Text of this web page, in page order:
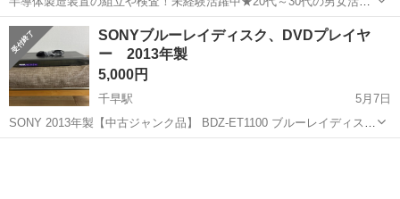
中★ワンルーム寮完備！赴任旅費会社負担！マイカー通勤OK！無料駐
車場あり！正社員登用あり！《熊本県菊池郡大津町》 人気の工場のお
仕事 ◇半導体製造装置の組立...
熊本 その他
SONYブルーレイディスク、DVDプレイヤ
ー 2013年製
5,000円
千早駅
5月7日
SONY 2013年製【中古ジャンク品】 BDZ-ET1100 ブルーレイディス
ク、DVDプレイヤー スペック ↓ 3番組同時録画/外付けHDD対応/無